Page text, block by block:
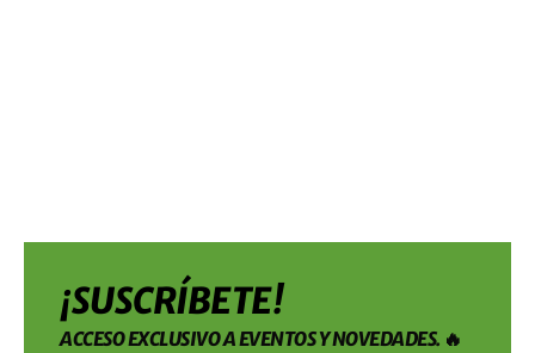
¡SUSCRÍBETE!
ACCESO EXCLUSIVO A EVENTOS Y NOVEDADES. 🔥